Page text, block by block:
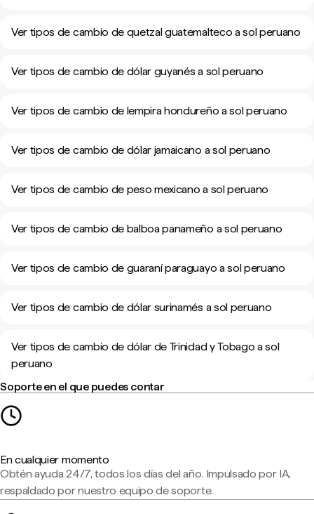
Ver tipos de cambio de quetzal guatemalteco a sol peruano
Ver tipos de cambio de dólar guyanés a sol peruano
Ver tipos de cambio de lempira hondureño a sol peruano
Ver tipos de cambio de dólar jamaicano a sol peruano
Ver tipos de cambio de peso mexicano a sol peruano
Ver tipos de cambio de balboa panameño a sol peruano
Ver tipos de cambio de guaraní paraguayo a sol peruano
Ver tipos de cambio de dólar surinamés a sol peruano
Ver tipos de cambio de dólar de Trinidad y Tobago a sol
peruano
Soporte en el que puedes contar
En cualquier momento
Obtén ayuda 24/7, todos los días del año. Impulsado por IA,
respaldado por nuestro equipo de soporte.